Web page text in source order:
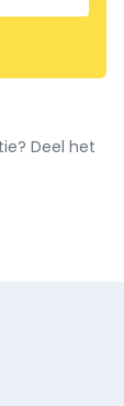
Deel het